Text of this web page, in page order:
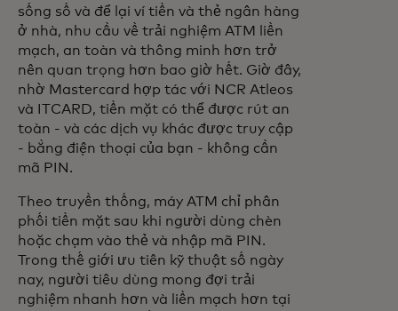
sống số và để lại ví tiền và thẻ ngân hàng
ở nhà, nhu cầu về trải nghiệm ATM liền
mạch, an toàn và thông minh hơn trở
nên quan trọng hơn bao giờ hết. Giờ đây,
nhờ Mastercard hợp tác với NCR Atleos
và ITCARD, tiền mặt có thể được rút an
toàn - và các dịch vụ khác được truy cập
- bằng điện thoại của bạn - không cần
mã PIN.
Theo truyền thống, máy ATM chỉ phân
phối tiền mặt sau khi người dùng chèn
hoặc chạm vào thẻ và nhập mã PIN.
Trong thế giới ưu tiên kỹ thuật số ngày
nay, người tiêu dùng mong đợi trải
nghiệm nhanh hơn và liền mạch hơn tại